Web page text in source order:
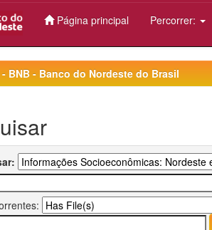
Página principal Percorrer:
- BNB - Banco do Nordeste do Brasil